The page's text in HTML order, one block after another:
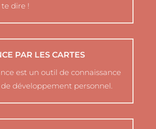
te dire !
PAR LES CARTES
est un outil de connaissance
développement personnel.